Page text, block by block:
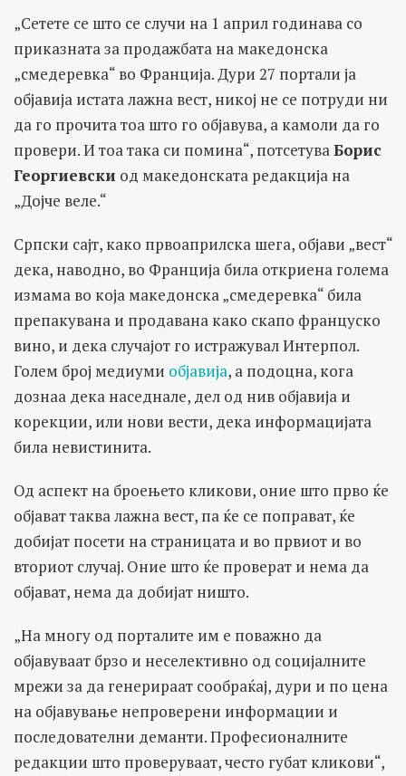
„Сетете се што се случи на 1 април годинава со
приказната за продажбата на македонска
„смедеревка“ во Франција. Дури 27 портали ја
објавија истата лажна вест, никој не се потруди ни
да го прочита тоа што го објавува, а камоли да го
провери. И тоа така си помина“, потсетуваБорис
Георгиевски од македонската редакција на
„Дојче веле.“
Српски сајт, како првоаприлска шега, објави „вест“
дека, наводно, во Франција била откриена голема
измама во која македонска „смедеревка“ била
препакувана и продавана како скапо француско
вино, и дека случајот го истражувал Интерпол.
Голем број медиуми објавија, а подоцна, кога
дознаа дека наседнале, дел од нив објавија и
корекции, или нови вести, дека информацијата
била невистинита.
Од аспект на броењето кликови, оние што прво ќе
објават таква лажна вест, па ќе се поправат, ќе
добијат посети на страницата и во првиот и во
вториот случај. Оние што ќе проверат и нема да
објават, нема да добијат ништо.
„На многу од порталите им е поважно да
објавуваат брзо и неселективно од социјалните
мрежи за да генерираат сообраќај, дури и по цена
на објавување непроверени информации и
последователни деманти. Професионалните
редакции што проверуваат, често губат кликови“,